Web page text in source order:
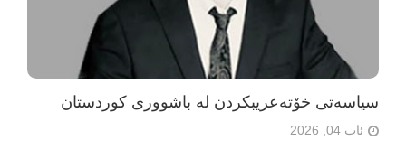
سیاسەتی خۆتەعریبکردن لە باشووری کوردستان
ئاب 04, 2026